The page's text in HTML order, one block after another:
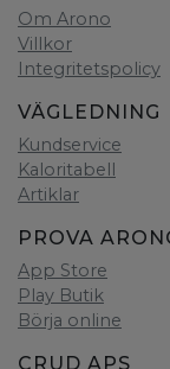
Om Arono
Villkor
Integritetspolicy
VÄGLEDNING
Kundservice
Kaloritabell
Artiklar
PROVA
App Store
Play Butik
Börja online
CRUD APS